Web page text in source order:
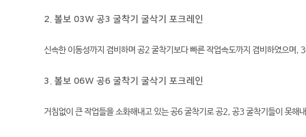
2. 볼보 03W 공3 굴착기 굴삭기 포크레인
신속한 이동성까지 겸비하며 공2 굴착기보다 빠른 작업속도까지 겸비하였으며
3. 볼보 06W 공6 굴착기 굴삭기 포크레인
거침없이 큰 작업들을 소화해내고 있는 공6 굴착기로 공2, 공3 굴착기들이 못해